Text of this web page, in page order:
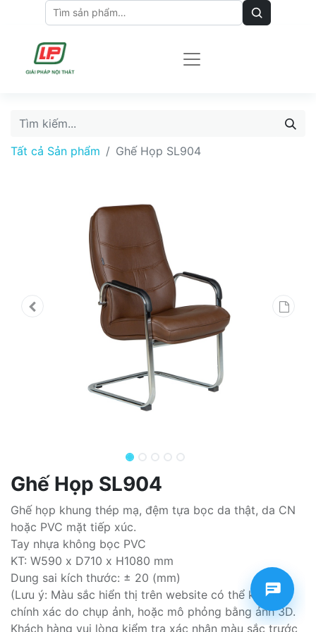
Tất cả Sản phẩm Ghế Họp SL904
Ghế Họp SL904
Ghế họp khung thép mạ, đệm tựa bọc da thật, da CN
hoặc PVC mặt tiếp xúc.
Tay nhựa không bọc PVC
KT: W590 x D710 x H1080 mm
Dung sai kích thước: ± 20 (mm)
(Lưu ý: Màu sắc hiển thị trên website có thể không
chính xác do chụp ảnh, hoặc mô phỏng bằng ảnh 3D.
Khách hàng vui lòng kiểm tra xác nhận màu sắc trước